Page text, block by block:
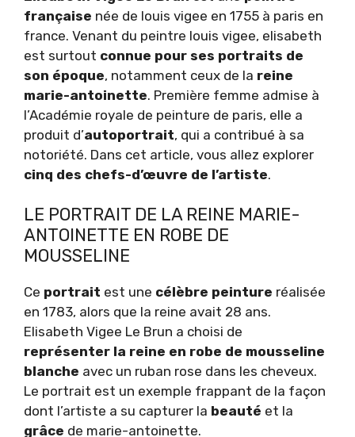
française née de louis vigee en 1755 à paris en
france. Venant du peintre louis vigee, elisabeth
est surtout connue pour ses portraits de
son époque, notamment ceux de la reine
marie-antoinette. Première femme admise à
l’Académie royale de peinture de paris, elle a
produit d’autoportrait, qui a contribué à sa
notoriété. Dans cet article, vous allez explorer
cinq des chefs-d’œuvre de l’artiste.
LE PORTRAIT DE LA REINE MARIE-
ANTOINETTE EN ROBE DE
MOUSSELINE
Ce portrait est une célèbre peinture réalisée
en 1783, alors que la reine avait 28 ans.
Elisabeth Vigee Le Brun a choisi de
représenter la reine en robe de mousseline
blanche avec un ruban rose dans les cheveux.
Le portrait est un exemple frappant de la façon
dont l’artiste a su capturer la beauté et la
grâce de marie-antoinette.